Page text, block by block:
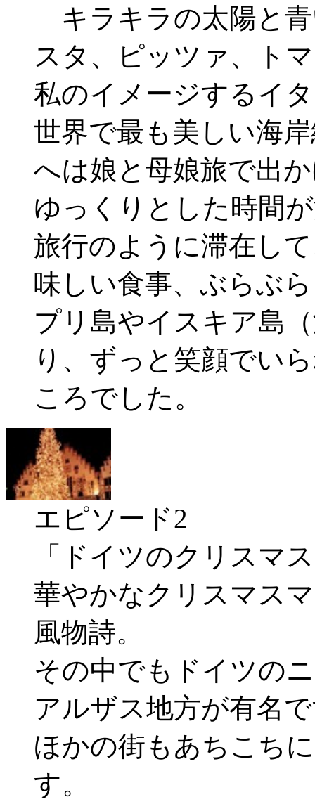
キラキラの太陽と
スタ、ピッツァ、ト
私のイメージするイ
世界で最も美しい海
へは娘と母娘旅で出
ゆっくりとした時間
旅行のように滞在し
味しい食事、ぶらぶ
プリ島やイスキア島
り、ずっと笑顔でい
ころでした。
エピソード2
「ドイツのクリスマ
華やかなクリスマス
風物詩。
その中でもドイツの
アルザス地方が有名
ほかの街もあちこち
す。